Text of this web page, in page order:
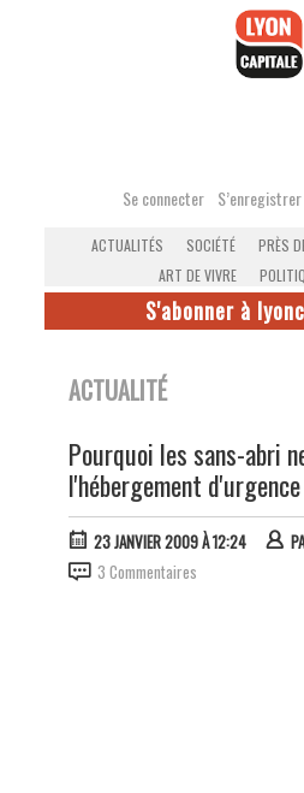
Se connecter S’enregistrer
ACTUALITÉS SOCIÉTÉ PRÈS
ART DE VIVRE
S'abonner à
ACTUALITÉ
Pourquoi les sans-abri
l'hébergement d'urgence
23 JANVIER 2009 À 12:24
3 Commentaires